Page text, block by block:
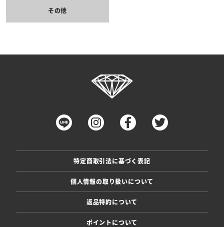
その他
特定商取引法に基づく表記
個人情報の取り扱いについて
返品特約について
ポイントについて